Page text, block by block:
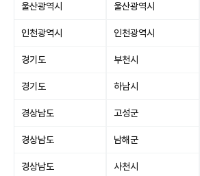
울산광역시 울산광역시
인천광역시 인천광역시
경기도 부천시
경기도 하남시
경상남도 고성군
경상남도 남해군
경상남도 사천시